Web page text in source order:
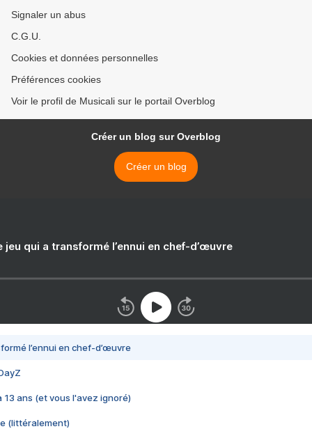
Signaler un abus
C.G.U.
Cookies et données personnelles
Préférences cookies
Voir le profil de Musicali sur le portail Overblog
Créer un blog sur Overblog
Créer un blog
jeu qui a transformé l’ennui en chef-d’œuvre
l’ennui en chef-d’œuvre
13 ans (et vous l'avez ignoré)
(littéralement)